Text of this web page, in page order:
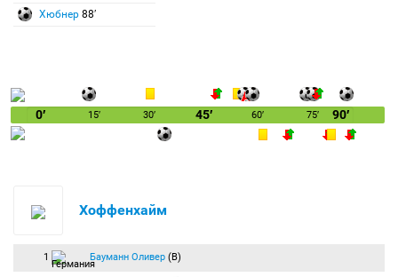
Хюбнер 88′
0′ 15′ 30′ 45′ 60′ 75′ 90′
Хоффенхайм
1 Бауманн Оливер (В)